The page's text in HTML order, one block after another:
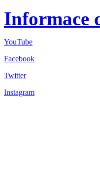
Informace
YouTube
Facebook
Twitter
Instagram